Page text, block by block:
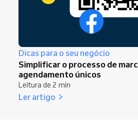
Dicas para o seu negócio
Simplificar o processo de
agendamento únicos
Leitura de 2 min
Ler artigo